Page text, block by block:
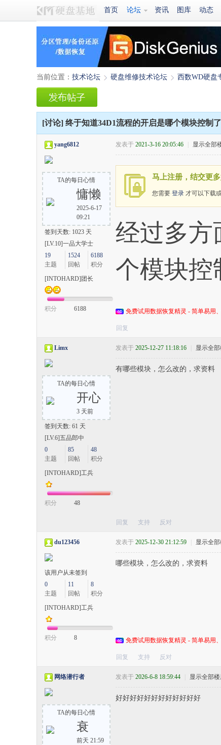
首页 论坛 资讯 图库 动态
当前位置： 技术论坛
›
硬盘维修技术论坛
›
西数WD硬盘
[讨论] 终于知道34D1流程的开启是哪个模块控制了
yang6812
TA的每日心情
慵懒
2025-6-17
09:21
签到天数: 1023 天
[LV.10]一品大学士
19
主题
1524
回帖
6188
积分
[INTOHARD]团长
积分 6188
发表于 2021-3-16 20:05:46 显示全部
马上注册，结交更
您需要 登录 才可以下载
经过多方
个模块控
免费试用数据恢复精灵 - 简单易用
回复
Limx
TA的每日心情
开心
3 天前
签到天数: 61 天
[LV.6]五品郎中
0
主题
85
回帖
48
积分
[INTOHARD]工兵
积分 48
发表于 2025-12-27 11:18:16 显示全
有哪些模块，怎么改的，求资料
回复 支持 反对
du123456
该用户从未签到
0
主题
11
回帖
8
积分
[INTOHARD]工兵
积分 8
发表于 2025-12-30 21:12:59 显示全
哪些模块，怎么改的，求资料
免费试用数据恢复精灵 - 简单易用
回复 支持 反对
网络潜行者
TA的每日心情
衰
前天 21:59
发表于 2026-6-8 18:59:44 显示全部
好好好好好好好好好好好好